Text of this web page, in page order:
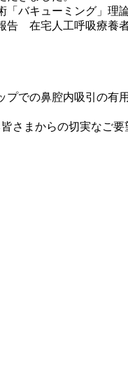
バキューミング」理
告 在宅人工呼吸療養
での鼻腔内吸引の有
さまからの切実なご